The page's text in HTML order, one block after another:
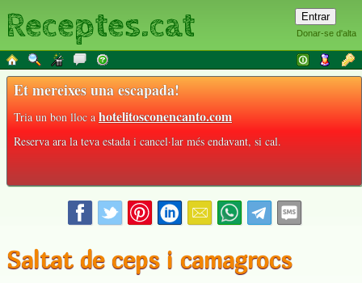
Donar-se d'alta
Receptes.cat
Et mereixes una escapada!
Tria un bon lloc ahotelitosconencanto.com
Reserva ara la teva estada i cancel·lar més endavant, si cal.
Saltat de ceps i camagrocs